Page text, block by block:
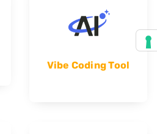
Vibe Coding Tool